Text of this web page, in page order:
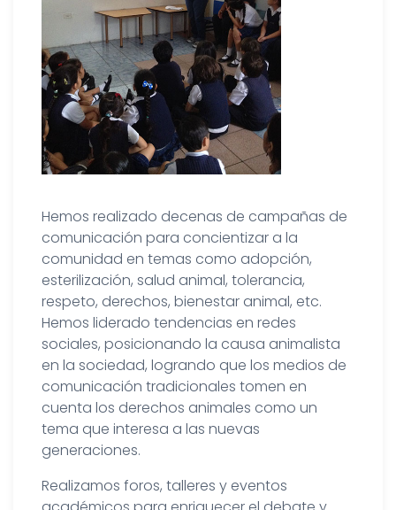
Hemos realizado decenas de campañas de
comunicación para concientizar a la
comunidad en temas como adopción,
esterilización, salud animal, tolerancia,
respeto, derechos, bienestar animal, etc.
Hemos liderado tendencias en redes
sociales, posicionando la causa animalista
en la sociedad, logrando que los medios de
comunicación tradicionales tomen en
cuenta los derechos animales como un
tema que interesa a las nuevas
generaciones.
Realizamos foros, talleres y eventos